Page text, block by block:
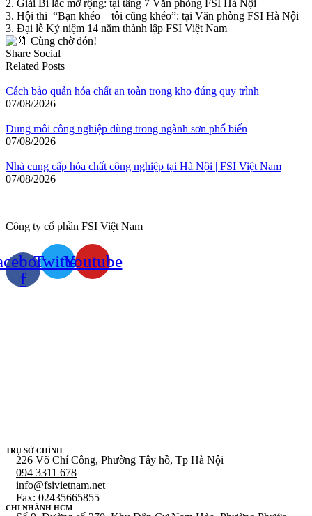
2. Giải Bi lắc mở rộng: tại tầng 7 Văn phòng FSI Hà Nội
3. Hội thi “Bạn khéo – tôi cũng khéo”: tại Văn phòng FSI Hà Nội
3. Đại lễ Kỷ niệm 14 năm thành lập FSI Việt Nam
Cùng chờ đón!
Share Social
Related Posts
Cách bảo quản hóa chất an toàn trong kho đúng quy trình
07/08/2026
Dung môi công nghiệp dùng trong ngành sơn phổ biến
07/08/2026
Nhà cung cấp hóa chất công nghiệp tại Hà Nội | FSI Việt Nam
07/08/2026
Công ty cổ phần FSI Việt Nam
f
TwitterYoutube
TRỤ SỞ CHÍNH
226 Võ Chí Công, Phường Tây hồ, Tp Hà Nội
094 3311 678
info@fsivietnam.net
Fax: 02435665855
CHI NHÁNH HCM